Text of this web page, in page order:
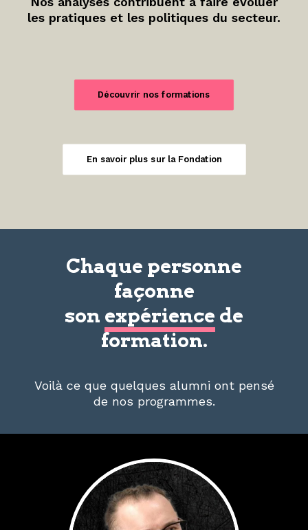
les pratiques et les politiques du secteur.
Découvrir nos formations
En savoir plus sur la Fondation
Chaque personne
façonne
son expérience de
formation.
Voilà ce que quelques alumni ont pensé
de nos programmes.